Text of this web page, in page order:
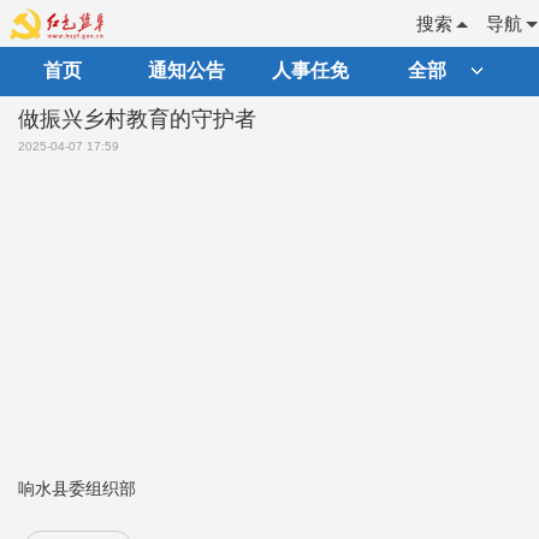
导航
搜索
首页 通知公告 人事任免 全部
做振兴乡村教育的守护者
2025-04-07 17:59
响水县委组织部